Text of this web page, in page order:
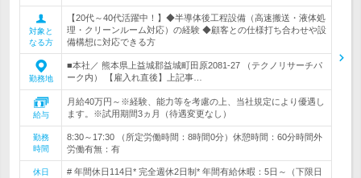
対象と
なる方
【20代～40代活躍中！】◆半導体後工程設備（高速搬送・液体処
理・クリーンルーム対応）の経験 ◆顧客との仕様打ち合わせや設
備構想に対応できる方
勤務地
■本社／ 熊本県上益城郡益城町田原2081-27 （テクノリサーチパ
ーク内） 【雇入れ直後】上記事…
給与
月給40万円～※経験、能力等を考慮の上、当社規定により優遇し
ます。※試用期間3ヵ月（待遇変更なし）
勤務
時間
8:30～17:30 （所定労働時間：8時間0分）休憩時間：60分時間外
労働有無：有
休日
# 年間休日114日* 完全週休2日制* 年間有給休暇：5日～（下限日